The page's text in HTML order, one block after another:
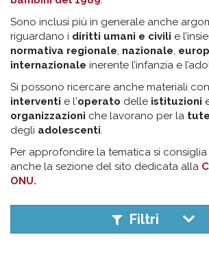
analisi
pr
l'infanzia
e
Sono inclusi più in generale anche
riguardano i diritti umani e civili e
normativa regionale, nazionale,
internazionale inerente l’infanzia e
Si possono ricercare anche materiali
interventi e l'operato delle istituzioni
organizzazioni che lavorano per la
degli adolescenti.
Per approfondire la tematica si
anche la sezione del sito dedicata alla
ONU.
Filtri